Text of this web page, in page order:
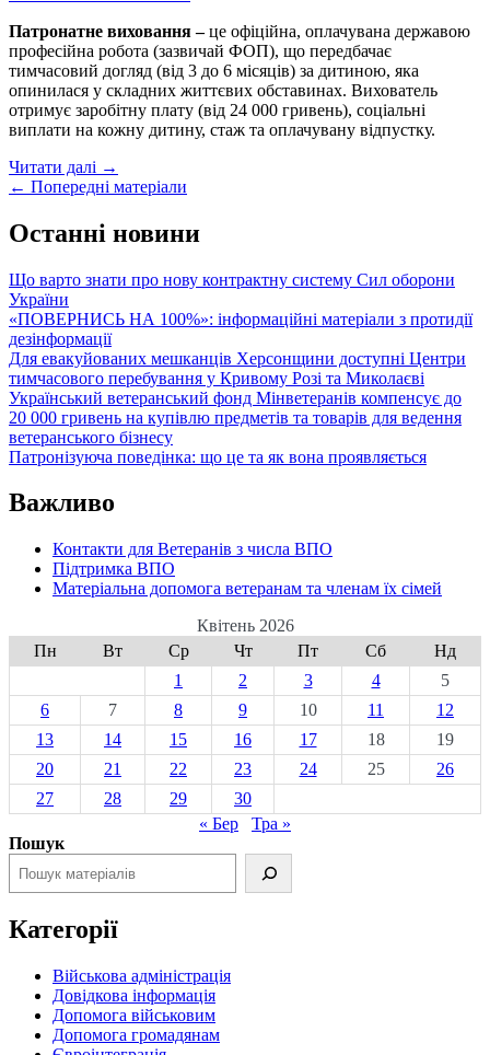
влучає
в
українське
місто?
Патронатне виховання –це офіційна, оплачувана державою
професійна робота (зазвичай ФОП), що передбачає
тимчасовий догляд (від 3 до 6 місяців) за дитиною, яка
опинилася у складних життєвих обставинах. Вихователь
отримує заробітну плату (від 24 000 гривень), соціальні
виплати на кожну дитину, стаж та оплачувану відпустку.
Читати далі Турбота
–
також
робота
→
Posts
navigation
← Попередні матеріали
Останні новини
Що варто знати про нову контрактну систему Сил оборони
України
«ПОВЕРНИСЬ НА 100%»: інформаційні матеріали з протидії
дезінформації
Для евакуйованих мешканців Херсонщини доступні Центри
тимчасового перебування у Кривому Розі та Миколаєві
Український ветеранський фонд Мінветеранів компенсує до
20 000 гривень на купівлю предметів та товарів для ведення
ветеранського бізнесу
Патронізуюча поведінка: що це та як вона проявляється
Важливо
Контакти для Ветеранів з числа ВПО
Підтримка ВПО
Матеріальна допомога ветеранам та членам їх сімей
Квітень 2026
Пн
Вт Ср Чт Пт Сб
Нд
1
2 3 4
5
6
7 8 9 10 11
12
13
14 15 16 17 18
19
20
21 22 23 24 25
26
27
28 29
30
« Бер
Тра »
Пошук
Категорії
Військова адміністрація
Довідкова інформація
Допомога військовим
Допомога громадянам